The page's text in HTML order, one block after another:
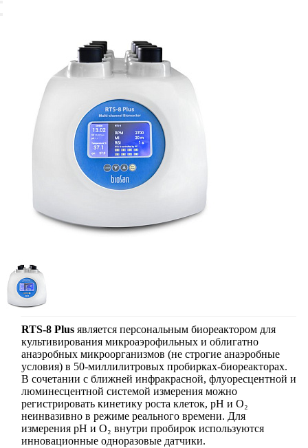
RTS-8 Plus является персональным биореактором для
культивирования микроаэрофильных и облигатно
анаэробных микроорганизмов (не строгие анаэробные
условия) в 50-миллилитровых пробирках-биореакторах.
В сочетании с ближней инфракрасной, флуоресцентной и
люминесцентной системой измерения можно
регистрировать кинетику роста клеток, pH и O₂
неинвазивно в режиме реального времени. Для
измерения pH и O₂ внутри пробирок используются
инновационные одноразовые датчики.